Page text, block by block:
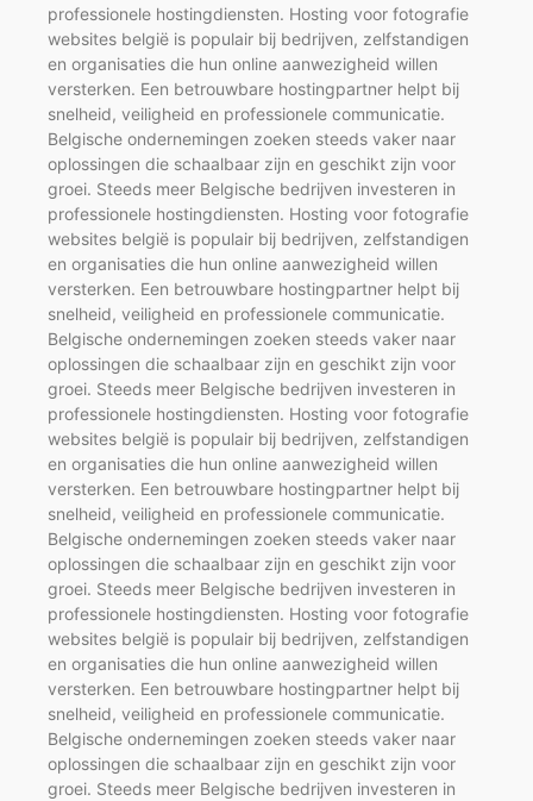
professionele hostingdiensten. Hosting voor fotografie
websites belgië is populair bij bedrijven, zelfstandigen
en organisaties die hun online aanwezigheid willen
versterken. Een betrouwbare hostingpartner helpt bij
snelheid, veiligheid en professionele communicatie.
Belgische ondernemingen zoeken steeds vaker naar
oplossingen die schaalbaar zijn en geschikt zijn voor
groei. Steeds meer Belgische bedrijven investeren in
professionele hostingdiensten. Hosting voor fotografie
websites belgië is populair bij bedrijven, zelfstandigen
en organisaties die hun online aanwezigheid willen
versterken. Een betrouwbare hostingpartner helpt bij
snelheid, veiligheid en professionele communicatie.
Belgische ondernemingen zoeken steeds vaker naar
oplossingen die schaalbaar zijn en geschikt zijn voor
groei. Steeds meer Belgische bedrijven investeren in
professionele hostingdiensten. Hosting voor fotografie
websites belgië is populair bij bedrijven, zelfstandigen
en organisaties die hun online aanwezigheid willen
versterken. Een betrouwbare hostingpartner helpt bij
snelheid, veiligheid en professionele communicatie.
Belgische ondernemingen zoeken steeds vaker naar
oplossingen die schaalbaar zijn en geschikt zijn voor
groei. Steeds meer Belgische bedrijven investeren in
professionele hostingdiensten. Hosting voor fotografie
websites belgië is populair bij bedrijven, zelfstandigen
en organisaties die hun online aanwezigheid willen
versterken. Een betrouwbare hostingpartner helpt bij
snelheid, veiligheid en professionele communicatie.
Belgische ondernemingen zoeken steeds vaker naar
oplossingen die schaalbaar zijn en geschikt zijn voor
groei. Steeds meer Belgische bedrijven investeren in